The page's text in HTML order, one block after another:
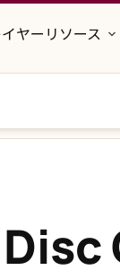
ヤーリソース